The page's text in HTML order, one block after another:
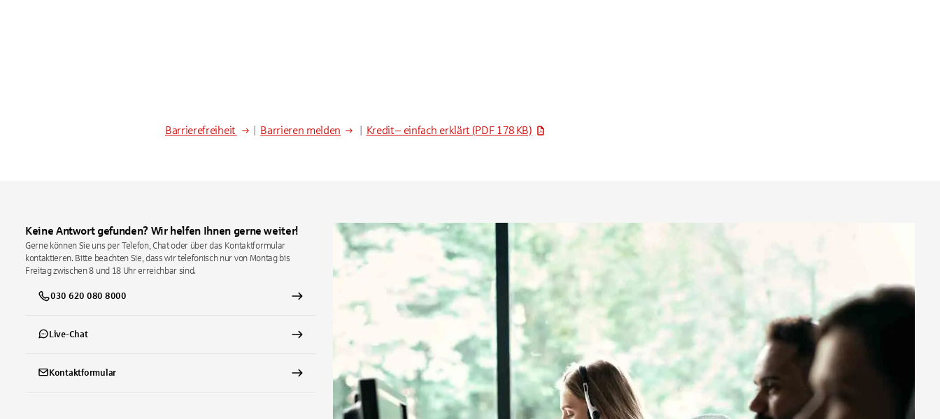
Barrierefreiheit Barrieren melden Kredit – einfach erklärt (PDF 178 KB)
Keine Antwort gefunden? Wir helfen Ihnen gerne weiter!
Gerne können Sie uns per Telefon, Chat oder über das Kontaktformular
kontaktieren. Bitte beachten Sie, dass wir telefonisch nur von Montag bis
Freitag zwischen 8 und 18 Uhr erreichbar sind.
030 620 080 8000
Live-Chat
Kontaktformular